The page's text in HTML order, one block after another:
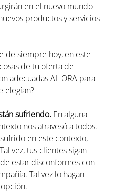
en el nuevo mundo
productos y servicios
de siempre hoy, en este
de tu oferta de
adecuadas AHORA para
elegían?
sufriendo. En alguna
nos atravesó a todos.
en este contexto,
vez, tus clientes sigan
estar disconformes con
Tal vez lo hagan